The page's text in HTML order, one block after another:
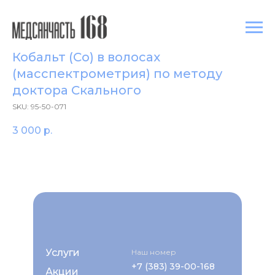
Кобальт (Co) в волосах
(масспектрометрия) по методу
доктора Скального
SKU: 95-50-071
3 000 р.
Услуги
Акции +7 (383) 39-00-168
Наш номер